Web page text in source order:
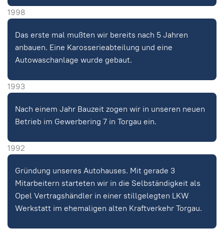
1998
Das erste mal mußten wir bereits nach 5 Jahren
anbauen. Eine Karosserieabteilung und eine
Autowaschanlage wurde gebaut.
1993
Nach einem Jahr Bauzeit zogen wir in unseren neuen
Betrieb im Gewerbering 7 in Torgau ein.
1992
Gründung unseres Autohauses. Mit gerade 3
Mitarbeitern starteten wir in die Selbständigkeit als
Opel Vertragshändler in einer stillgelegten LKW
Werkstatt im ehemaligen alten Kraftverkehr Torgau.